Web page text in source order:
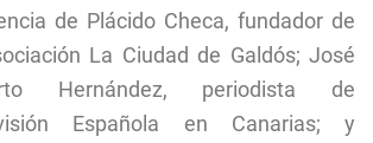
de Plácido Checa, fundador de
La Ciudad de Galdós; José
Hernández, periodista de
Española en Canarias; y